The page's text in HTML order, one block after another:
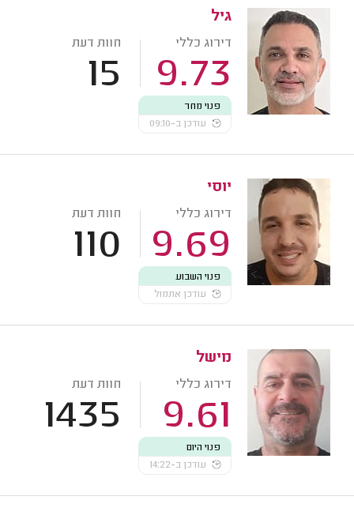
גיל
דירוג כללי
9.73
חוות דעת
15
פנוי מחר
עודכן ב-09:10
יוסי
דירוג כללי
9.69
חוות דעת
110
פנוי השבוע
עודכן אתמול
מישל
דירוג כללי
9.61
חוות דעת
1435
פנוי היום
עודכן ב-14:22